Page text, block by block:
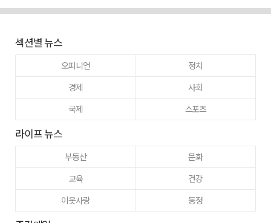
섹션별 뉴스
오피니언
정치
경제
사회
국제
스포츠
라이프 뉴스
부동산
문화
교육
건강
이웃사랑
동정